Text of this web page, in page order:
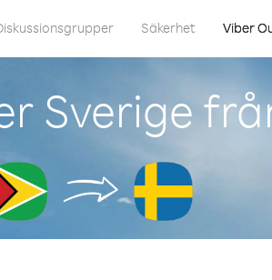
Säkerhet Viber
Sverige